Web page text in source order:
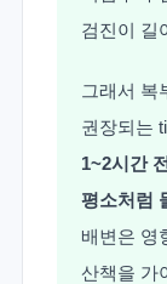
검진이 길
그래서 복
권장되는
1~2시간
평소처럼
배변은 영
산책을 가